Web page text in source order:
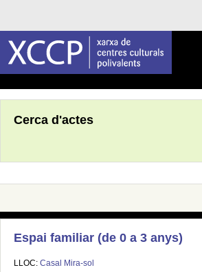
Cerca d'actes
Espai familiar (de 0 a 3 anys)
LLOC: Casal Mira-sol